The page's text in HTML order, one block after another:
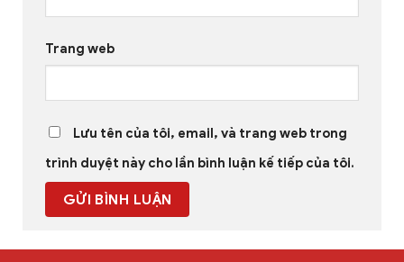
Trang web
Lưu tên của tôi, email, và trang web trong
trình duyệt này cho lần bình luận kế tiếp của tôi.